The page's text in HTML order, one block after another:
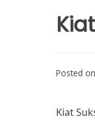
Posted on
Kiat